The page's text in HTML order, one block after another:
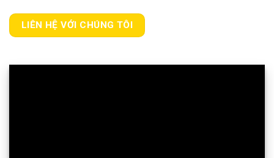
LIÊN HỆ VỚI CHÚNG TÔI